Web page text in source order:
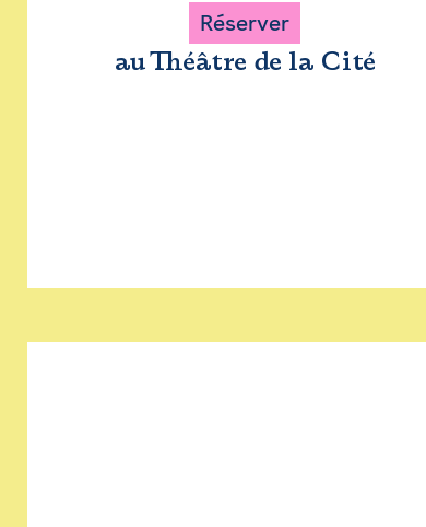
Réserver
au Théâtre de la Cité